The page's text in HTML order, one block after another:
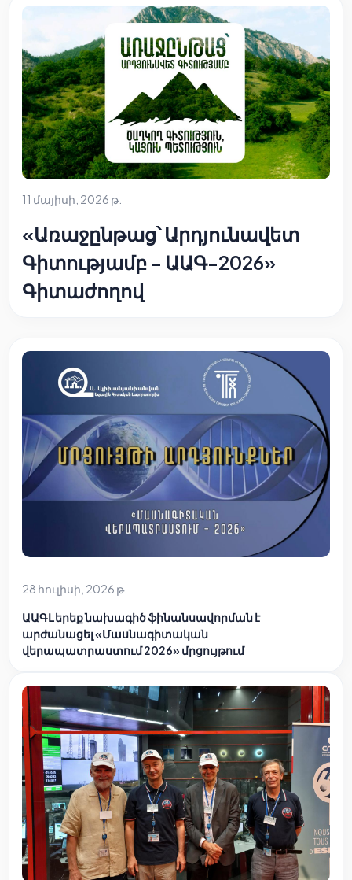
11 մայիսի, 2026 թ.
«Առաջընթաց՝ Արդյունավետ
Գիտությամբ – ԱԱԳ-2026»
Գիտաժողով
28 հուլիսի, 2026 թ.
ԱԱԳԼ երեք նախագիծ ֆինանսավորման է
արժանացել «Մասնագիտական
վերապատրաստում 2026» մրցույթում